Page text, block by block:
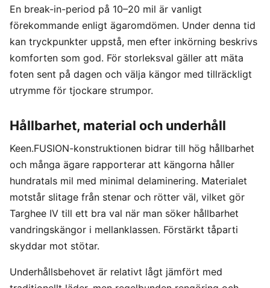
En break-in-period på 10–20 mil är vanligt
förekommande enligt ägaromdömen. Under denna tid
kan tryckpunkter uppstå, men efter inkörning beskrivs
komforten som god. För storleksval gäller att mäta
foten sent på dagen och välja kängor med tillräckligt
utrymme för tjockare strumpor.
Hållbarhet, material och underhåll
Keen.FUSION-konstruktionen bidrar till hög hållbarhet
och många ägare rapporterar att kängorna håller
hundratals mil med minimal delaminering. Materialet
motstår slitage från stenar och rötter väl, vilket gör
Targhee IV till ett bra val när man söker hållbarhet
vandringskängor i mellanklassen. Förstärkt tåparti
skyddar mot stötar.
Underhållsbehovet är relativt lågt jämfört med